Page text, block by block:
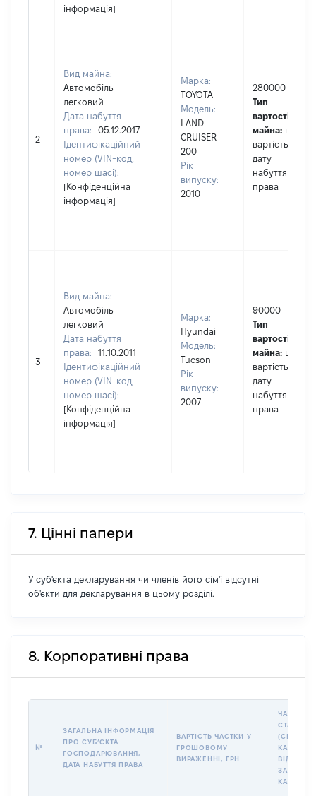
інформація]
2
Вид майна:
Автомобіль
легковий
Дата набуття
права:
05.12.2017
Ідентифікаційний
номер (VIN-код,
номер шасі):
[Конфіденційна
інформація]
Марка:
TOYOTA
Модель:
LAND
CRUISER
200
Рік
випуску:
2010
280000
Тип
вартості
майна: це
вартість на
дату
набуття
права
3
Вид майна:
Автомобіль
легковий
Дата набуття
права:
11.10.2011
Ідентифікаційний
номер (VIN-код,
номер шасі):
[Конфіденційна
інформація]
Марка:
Hyundai
Модель:
Tucson
Рік
випуску:
2007
90000
Тип
вартості
майна: це
вартість на
дату
набуття
права
7. Цінні папери
У суб'єкта декларування чи членів його сім'ї відсутні
об'єкти для декларування в цьому розділі.
8. Корпоративні права
№
ЗАГАЛЬНА ІНФОРМАЦІЯ
ПРО СУБʼЄКТА
ГОСПОДАРЮВАННЯ,
ДАТА НАБУТТЯ ПРАВА
ВАРТІСТЬ ЧАСТКИ У
ГРОШОВОМУ
ВИРАЖЕННІ, ГРН
ЧАСТКА У
КАПІТАЛІ
ВІД